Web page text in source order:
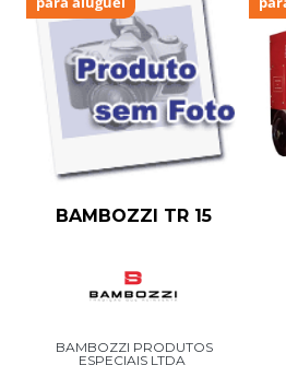
BAMBOZZI TR 15
BAMBOZZI PRODUTOS
ESPECIAIS LTDA